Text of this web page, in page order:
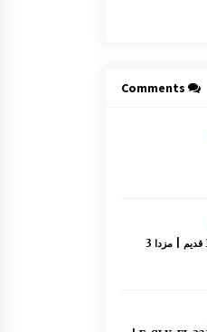
Comments
لوازم یدکی مزدا 3 قدیم | مزدا 3